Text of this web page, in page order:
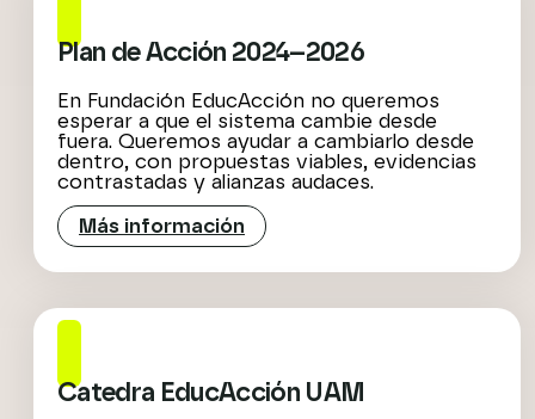
Plan de Acción 2024–2026
En Fundación EducAcción no queremos
esperar a que el sistema cambie desde
fuera. Queremos ayudar a cambiarlo desde
dentro, con propuestas viables, evidencias
contrastadas y alianzas audaces.
Más información
Catedra EducAcción UAM